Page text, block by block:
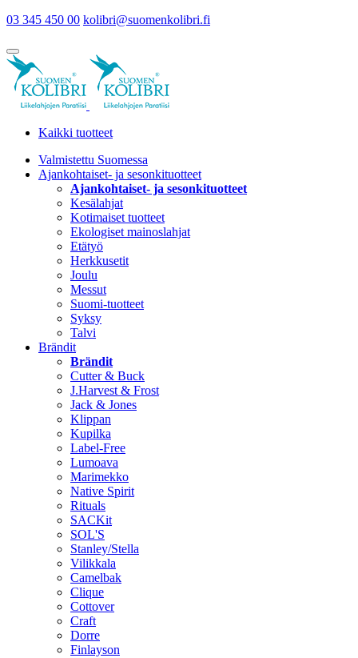
03 345 450 00 kolibri@suomenkolibri.fi
Kaikki tuotteet
Valmistettu Suomessa
Ajankohtaiset- ja sesonkituotteet
Ajankohtaiset- ja sesonkituotteet
Kesälahjat
Kotimaiset tuotteet
Ekologiset mainoslahjat
Etätyö
Herkkusetit
Joulu
Messut
Suomi-tuotteet
Syksy
Talvi
Brändit
Brändit
Cutter & Buck
J.Harvest & Frost
Jack & Jones
Klippan
Kupilka
Label-Free
Lumoava
Marimekko
Native Spirit
Rituals
SACKit
SOL'S
Stanley/Stella
Vilikkala
Camelbak
Clique
Cottover
Craft
Dorre
Finlayson